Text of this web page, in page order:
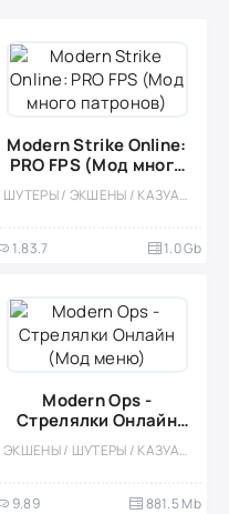
Modern Strike Online:
PRO FPS (Мод много
патронов)
ШУТЕРЫ / ЭКШЕНЫ / КАЗУАЛЬНЫЕ / ТАКТИЧЕСКИЕ / МНОГОПОЛЬЗОВАТЕЛЬСКАЯ / СОРЕВНОВАТЕЛЬНАЯ / СТИЛИЗАЦИЯ / ОНЛАЙН / БОЛЬШАЯ / 3D / МОД / ВСТРОЕННЫЙ КЕШ
1.83.7 1.0 Gb
Modern Ops -
Стрелялки Онлайн
(Мод меню)
ЭКШЕНЫ / ШУТЕРЫ / КАЗУАЛЬНЫЕ / СТИЛИЗАЦИЯ / ОДНОПОЛЬЗОВАТЕЛЬСКИЕ / МОД / ВСТРОЕННЫЙ КЕШ / 3D / БОЛЬШАЯ
9.89 881.5 Mb